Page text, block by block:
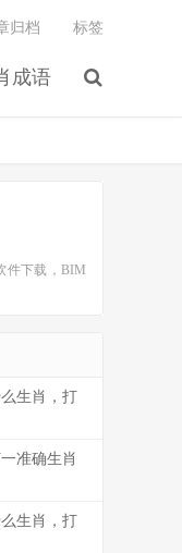
成语
归档 标签
件下载，BIM
生肖，打
准确生肖
生肖，打